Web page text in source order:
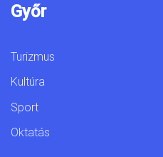
Győr
Turizmus
Kultúra
Sport
Oktatás